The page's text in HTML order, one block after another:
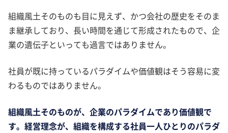
組織風土そのものも目に見えず、かつ会社の歴史をそのま
ま継承しており、長い時間を通じて形成されたもので、企
業の遺伝子といっても過言ではありません。
社員が既に持っているパラダイムや価値観はそう容易に変
わるものではありません。
組織風土そのものが、企業のパラダイムであり価値観で
す。経営理念が、組織を構成する社員一人ひとりのパラダ